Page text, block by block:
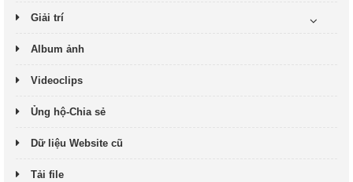
Giải trí
Album ảnh
Videoclips
Ủng hộ-Chia sẻ
Dữ liệu Website cũ
Tải file